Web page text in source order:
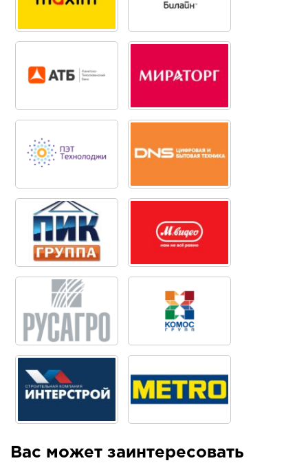
Вас может заинтересовать